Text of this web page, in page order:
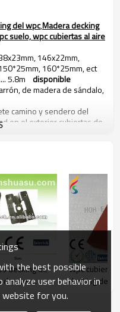
del wpc,Madera decking
suelo, wpc cubiertas al aire
146x22mm,
160*25mm, ect
5.8m disponible
de madera de sándalo,
camino y sendero del
en el exterior cubiertas de
álcali - a prueba de, de la
y maleable,
- gratis
madera terrazas al aire
tratada de bambú
un )
anti - oxidación agente,
agente, agente de
Etc. )
y sacada por
plástico con técnicas
baja - carbono, la
decking de
de acero
Wpc cubierta
decking del
the best possible
analyze user behavior in
for you.